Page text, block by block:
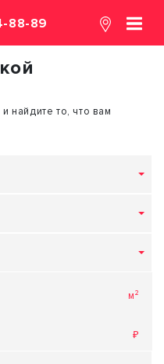
88-89
найдите то, что вам